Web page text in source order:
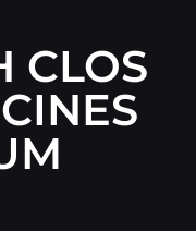
CLOS